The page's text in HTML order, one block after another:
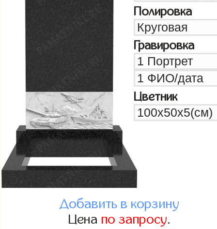
Полировка
Гравировка
Цветник
Добавить в корзину
Цена по запросу.